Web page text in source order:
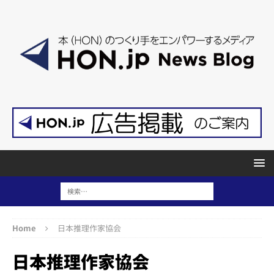
Home 日本推理作家協会
日本推理作家協会